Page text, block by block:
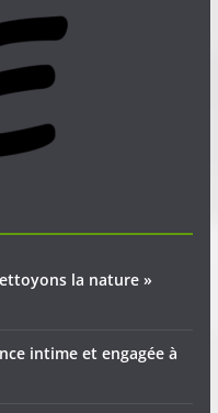
la nature »
intime et engagée à